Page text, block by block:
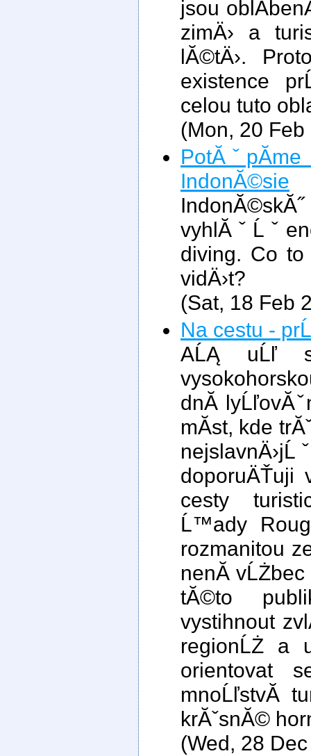
jsou
zimÄ› a
lĂ©tÄ›.
existence
celou tuto
(Mon, 20
IndonĂ©sie
diving. Co
vidÄ›t?
(Sat, 18 Feb
Na cestu -
AĹĄ uĹľ
dnĂ­
mĂ­st, kde
doporuÄŤuji
cesty
Ĺ™ady
rozmanitou
nenĂ­
tĂ©to
vystihnout
regionĹŻ a
orientovat
mnoĹľstvĂ­
krĂˇsnĂ©
(Wed, 28